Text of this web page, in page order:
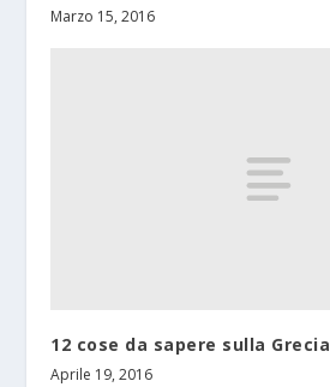
Marzo 15, 2016
12 cose da sapere sulla Grecia
Aprile 19, 2016